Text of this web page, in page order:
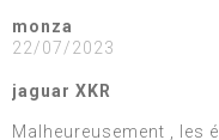
monza
22/07/2023
jaguar XKR
Malheureusement , les